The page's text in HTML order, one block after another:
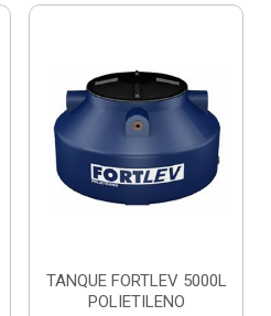
TANQUE FORTLEV 5000L
POLIETILENO